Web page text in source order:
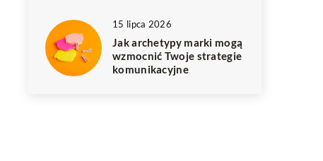
15 lipca 2026
Jak archetypy marki mogą
wzmocnić Twoje strategie
komunikacyjne